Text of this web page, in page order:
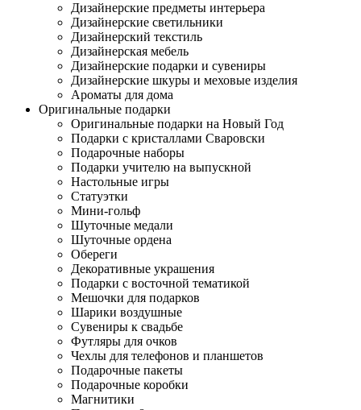
Дизайнерские предметы интерьера
Дизайнерские светильники
Дизайнерский текстиль
Дизайнерская мебель
Дизайнерские подарки и сувениры
Дизайнерские шкуры и меховые изделия
Ароматы для дома
Оригинальные подарки
Оригинальные подарки на Новый Год
Подарки с кристаллами Сваровски
Подарочные наборы
Подарки учителю на выпускной
Настольные игры
Статуэтки
Мини-гольф
Шуточные медали
Шуточные ордена
Обереги
Декоративные украшения
Подарки с восточной тематикой
Мешочки для подарков
Шарики воздушные
Сувениры к свадьбе
Футляры для очков
Чехлы для телефонов и планшетов
Подарочные пакеты
Подарочные коробки
Магнитики